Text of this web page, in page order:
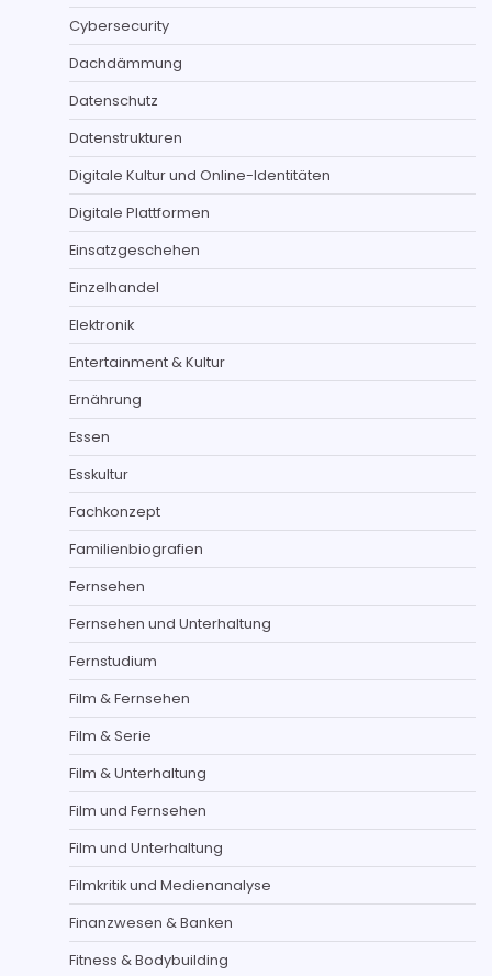
Cybersecurity
Dachdämmung
Datenschutz
Datenstrukturen
Digitale Kultur und Online-Identitäten
Digitale Plattformen
Einsatzgeschehen
Einzelhandel
Elektronik
Entertainment & Kultur
Ernährung
Essen
Esskultur
Fachkonzept
Familienbiografien
Fernsehen
Fernsehen und Unterhaltung
Fernstudium
Film & Fernsehen
Film & Serie
Film & Unterhaltung
Film und Fernsehen
Film und Unterhaltung
Filmkritik und Medienanalyse
Finanzwesen & Banken
Fitness & Bodybuilding